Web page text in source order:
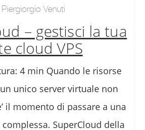
Piergiorgio Venuti
– gestisci la tua
cloud VPS
4 min Quando le risorse
unico server virtuale non
il momento di passare a una
complessa. SuperCloud della